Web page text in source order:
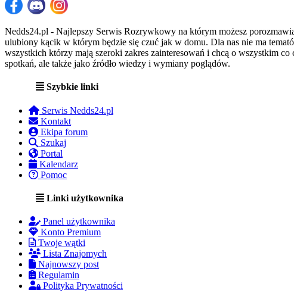
Nedds24.pl - Najlepszy Serwis Rozrywkowy na którym możesz
ulubiony kącik w którym będzie się czuć jak w domu. Dla nas nie ma
wszystkich którzy mają szeroki zakres zainteresowań i chcą o wszystkim
spotkań, ale także jako źródło wiedzy i wymiany poglądów.
Szybkie linki
Serwis Nedds24.pl
Kontakt
Ekipa forum
Szukaj
Portal
Kalendarz
Pomoc
Linki użytkownika
Panel użytkownika
Konto Premium
Twoje wątki
Lista Znajomych
Najnowszy post
Regulamin
Polityka Prywatności